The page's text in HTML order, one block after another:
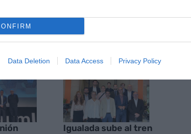
Data Deletion Data Access Privacy Policy
Igualada sube al tren